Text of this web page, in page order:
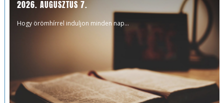
2026. AUGUSZTUS 7.
Hogy örömhírrel induljon minden nap...